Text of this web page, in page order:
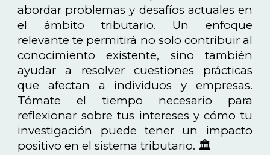
abordar problemas y desafíos actuales en
el ámbito tributario. Un enfoque
relevante te permitirá no solo contribuir al
conocimiento existente, sino también
ayudar a resolver cuestiones prácticas
que afectan a individuos y empresas.
Tómate el tiempo necesario para
reflexionar sobre tus intereses y cómo tu
investigación puede tener un impacto
positivo en el sistema tributario. 🏛️